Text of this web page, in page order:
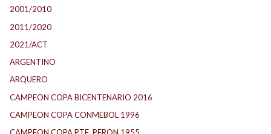
2001/2010
2011/2020
2021/ACT
ARGENTINO
ARQUERO
CAMPEON COPA BICENTENARIO 2016
CAMPEON COPA CONMEBOL 1996